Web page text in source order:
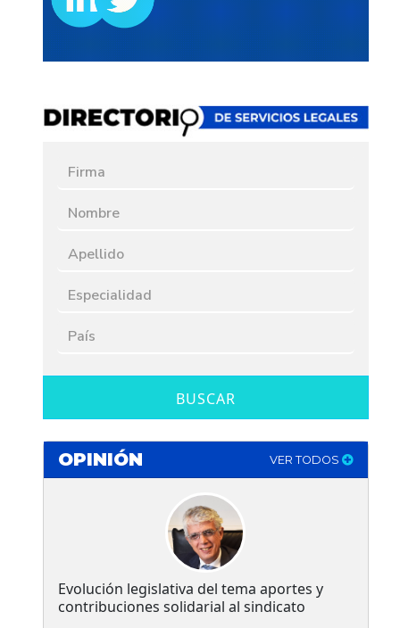
BUSCAR
OPINIÓN VER TODOS
Evolución legislativa del tema aportes y
contribuciones solidarial al sindicato